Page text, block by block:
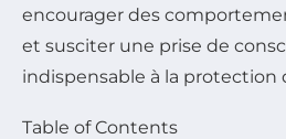
encourager des
et susciter une prise de
indispensable à la protection
Table of Contents